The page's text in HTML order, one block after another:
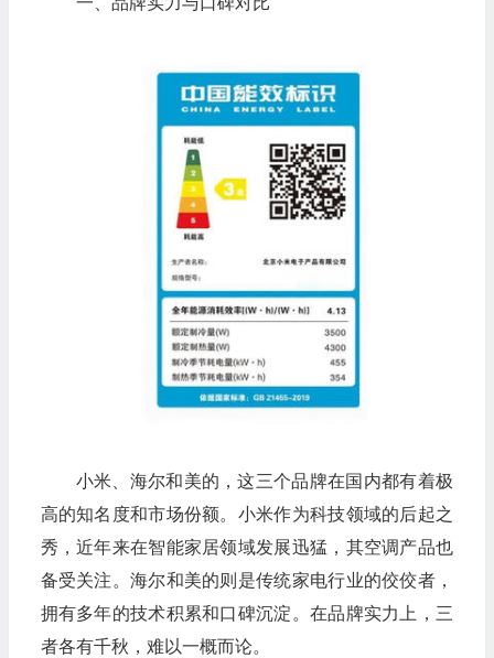
小米、海尔和美的，这三个品牌在国内都有着极
高的知名度和市场份额。小米作为科技领域的后起之
秀，近年来在智能家居领域发展迅猛，其空调产品也
备受关注。海尔和美的则是传统家电行业的佼佼者，
拥有多年的技术积累和口碑沉淀。在品牌实力上，三
者各有千秋，难以一概而论。